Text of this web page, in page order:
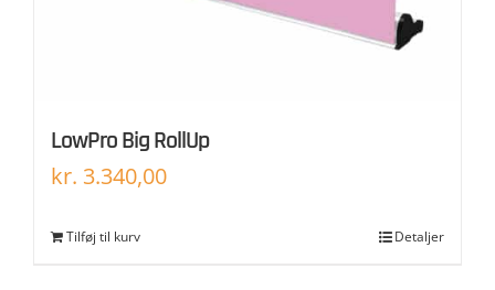
LowPro Big RollUp
kr. 3.340,00
Tilføj til kurv Detaljer